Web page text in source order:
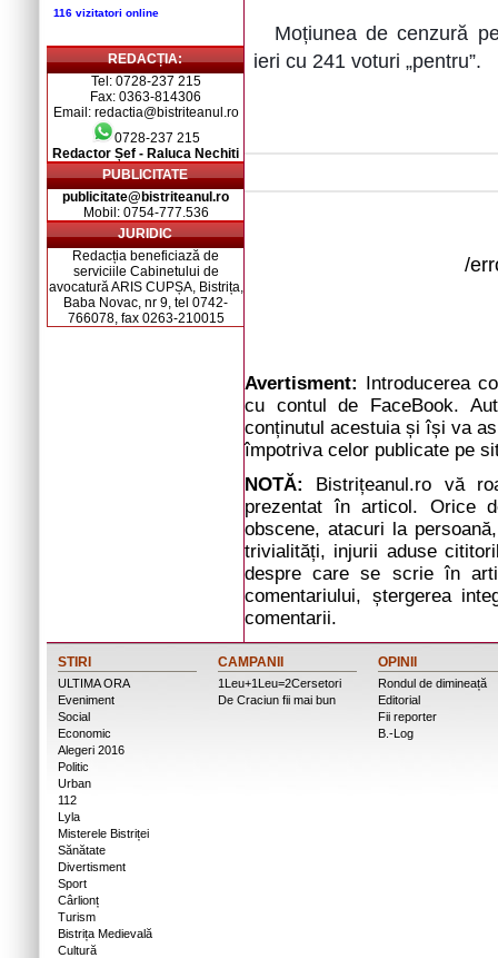
116 vizitatori online
REDACȚIA:
Tel: 0728-237 215
Fax: 0363-814306
Email: redactia@bistriteanul.ro
0728-237 215
Redactor Șef - Raluca Nechiti
PUBLICITATE
publicitate@bistriteanul.ro
Mobil: 0754-777.536
JURIDIC
Redacția beneficiază de
serviciile Cabinetului de
avocatură ARIS CUPȘA, Bistrița,
Baba Novac, nr 9, tel 0742-
766078, fax 0263-210015
Moțiunea de cenzură
ieri cu 241 voturi „pentru”.
/
Avertisment: Introducerea
cu contul de FaceBook.
conținutul acestuia și își va
împotriva celor publicate pe
NOTĂ: Bistrițeanul.ro vă
prezentat în articol. Orice
obscene, atacuri la
trivialități, injurii aduse
despre care se scrie în
comentariului, ștergerea
comentarii.
STIRI
ULTIMA ORA
Eveniment
Social
Economic
Alegeri 2016
Politic
Urban
112
Lyla
Misterele Bistriței
Sănătate
Divertisment
Sport
Cârlionț
Turism
Bistrița Medievală
Cultură
CAMPANII
1Leu+1Leu=2Cersetori
De Craciun fii mai bun
OPINII
Rondul de dimineață
Editorial
Fii reporter
B.-Log